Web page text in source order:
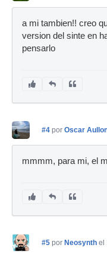
a mi tambien!! creo
version del sinte en
pensarlo
#4 por Oscar
mmmm, para mi, el
#5 por Neosynth el